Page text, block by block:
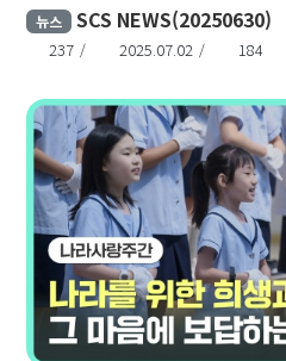
뉴스 SCS NEWS(20250630)
237 2025.07.02 184